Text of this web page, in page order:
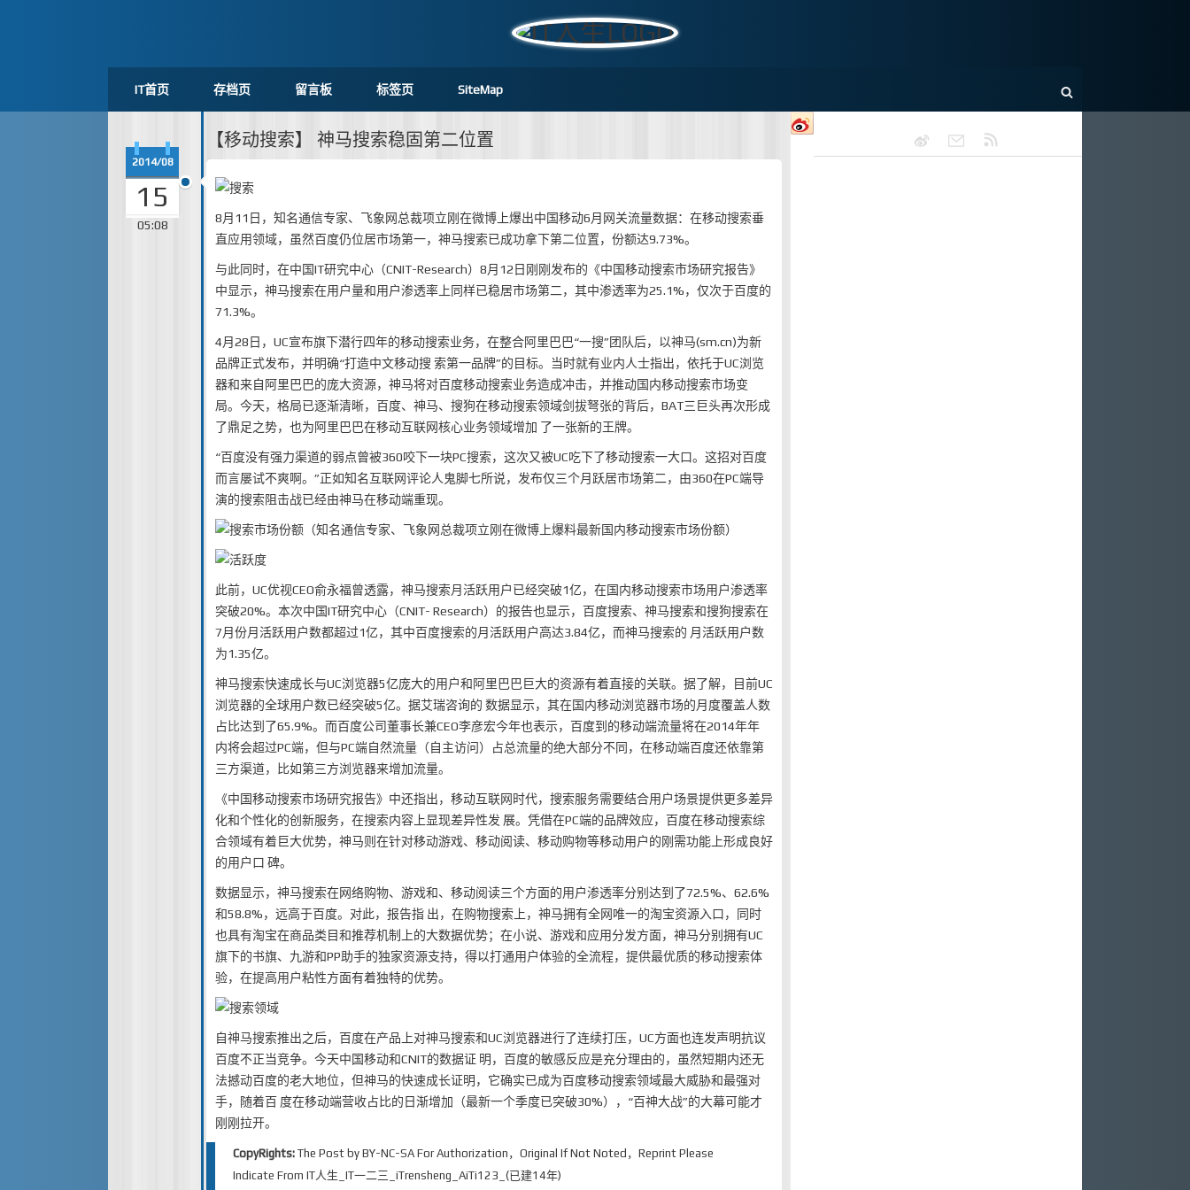
IT首页 存档页 留言板 标签页 SiteMap
【移动搜索】 神马搜索稳固第二位置
2014/08
15
05:08
8月11日，知名通信专家、飞象网总裁项立刚在微博上爆出中国移动6月网关流量数据：在移动搜索垂
直应用领域，虽然百度仍位居市场第一，神马搜索已成功拿下第二位置，份额达9.73%。
与此同时，在中国IT研究中心（CNIT-Research）8月12日刚刚发布的《中国移动搜索市场研究报告》
中显示，神马搜索在用户量和用户渗透率上同样已稳居市场第二，其中渗透率为25.1%，仅次于百度的
71.3%。
4月28日，UC宣布旗下潜行四年的移动搜索业务，在整合阿里巴巴“一搜”团队后，以神马(sm.cn)为新
品牌正式发布，并明确“打造中文移动搜 索第一品牌”的目标。当时就有业内人士指出，依托于UC浏览
器和来自阿里巴巴的庞大资源，神马将对百度移动搜索业务造成冲击，并推动国内移动搜索市场变
局。今天，格局已逐渐清晰，百度、神马、搜狗在移动搜索领域剑拔弩张的背后，BAT三巨头再次形成
了鼎足之势，也为阿里巴巴在移动互联网核心业务领域增加 了一张新的王牌。
“百度没有强力渠道的弱点曾被360咬下一块PC搜索，这次又被UC吃下了移动搜索一大口。这招对百度
而言屡试不爽啊。”正如知名互联网评论人鬼脚七所说，发布仅三个月跃居市场第二，由360在PC端导
演的搜索阻击战已经由神马在移动端重现。
（知名通信专家、飞象网总裁项立刚在微博上爆料最新国内移动搜索市场份额）
此前，UC优视CEO俞永福曾透露，神马搜索月活跃用户已经突破1亿，在国内移动搜索市场用户渗透率
突破20%。本次中国IT研究中心（CNIT- Research）的报告也显示，百度搜索、神马搜索和搜狗搜索在
7月份月活跃用户数都超过1亿，其中百度搜索的月活跃用户高达3.84亿，而神马搜索的 月活跃用户数
为1.35亿。
神马搜索快速成长与UC浏览器5亿庞大的用户和阿里巴巴巨大的资源有着直接的关联。据了解，目前UC
浏览器的全球用户数已经突破5亿。据艾瑞咨询的 数据显示，其在国内移动浏览器市场的月度覆盖人数
占比达到了65.9%。而百度公司董事长兼CEO李彦宏今年也表示，百度到的移动端流量将在2014年年
内将会超过PC端，但与PC端自然流量（自主访问）占总流量的绝大部分不同，在移动端百度还依靠第
三方渠道，比如第三方浏览器来增加流量。
《中国移动搜索市场研究报告》中还指出，移动互联网时代，搜索服务需要结合用户场景提供更多差异
化和个性化的创新服务，在搜索内容上显现差异性发 展。凭借在PC端的品牌效应，百度在移动搜索综
合领域有着巨大优势，神马则在针对移动游戏、移动阅读、移动购物等移动用户的刚需功能上形成良好
的用户口 碑。
数据显示，神马搜索在网络购物、游戏和、移动阅读三个方面的用户渗透率分别达到了72.5%、62.6%
和58.8%，远高于百度。对此，报告指 出，在购物搜索上，神马拥有全网唯一的淘宝资源入口，同时
也具有淘宝在商品类目和推荐机制上的大数据优势；在小说、游戏和应用分发方面，神马分别拥有UC
旗下的书旗、九游和PP助手的独家资源支持，得以打通用户体验的全流程，提供最优质的移动搜索体
验，在提高用户粘性方面有着独特的优势。
自神马搜索推出之后，百度在产品上对神马搜索和UC浏览器进行了连续打压，UC方面也连发声明抗议
百度不正当竞争。今天中国移动和CNIT的数据证 明，百度的敏感反应是充分理由的，虽然短期内还无
法撼动百度的老大地位，但神马的快速成长证明，它确实已成为百度移动搜索领域最大威胁和最强对
手，随着百 度在移动端营收占比的日渐增加（最新一个季度已突破30%），“百神大战”的大幕可能才
刚刚拉开。
CopyRights:The Post byBY-NC-SA For Authorization，Original If Not Noted，Reprint Please
Indicate FromIT人生_IT一二三_iTrensheng_AiTi123_(已建14年)